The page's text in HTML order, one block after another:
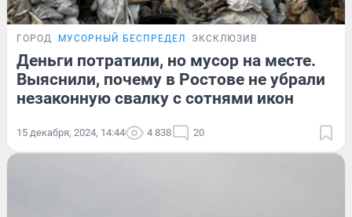
ГОРОД МУСОРНЫЙ БЕСПРЕДЕЛ ЭКСКЛЮЗИВ
Деньги потратили, но мусор на месте.
Выяснили, почему в Ростове не убрали
незаконную свалку с сотнями икон
15 декабря, 2024, 14:44 4 838 20